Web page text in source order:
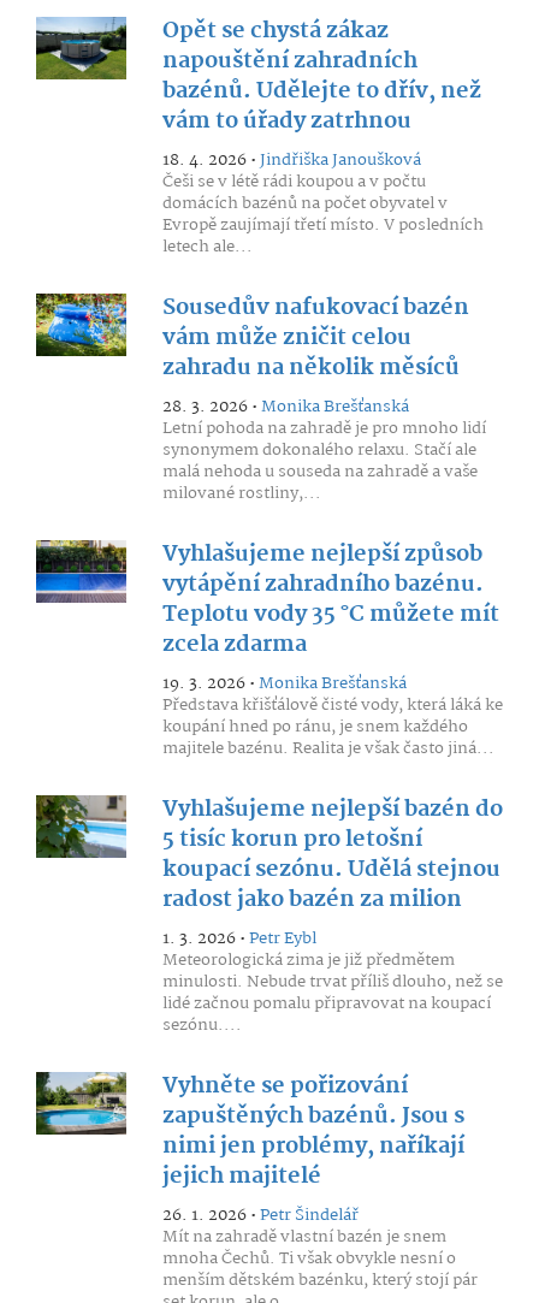
Opět se chystá zákaz
napouštění zahradních
bazénů. Udělejte to dřív, než
vám to úřady zatrhnou
18. 4. 2026 •Jindřiška Janoušková
Češi se v létě rádi koupou a v počtu
domácích bazénů na počet obyvatel v
Evropě zaujímají třetí místo. V posledních
letech ale...
Sousedův nafukovací bazén
vám může zničit celou
zahradu na několik měsíců
28. 3. 2026 •Monika Brešťanská
Letní pohoda na zahradě je pro mnoho lidí
synonymem dokonalého relaxu. Stačí ale
malá nehoda u souseda na zahradě a vaše
milované rostliny,...
Vyhlašujeme nejlepší způsob
vytápění zahradního bazénu.
Teplotu vody 35 °C můžete mít
zcela zdarma
19. 3. 2026 •Monika Brešťanská
Představa křišťálově čisté vody, která láká ke
koupání hned po ránu, je snem každého
majitele bazénu. Realita je však často jiná...
Vyhlašujeme nejlepší bazén do
5 tisíc korun pro letošní
koupací sezónu. Udělá stejnou
radost jako bazén za milion
1. 3. 2026 •Petr Eybl
Meteorologická zima je již předmětem
minulosti. Nebude trvat příliš dlouho, než se
lidé začnou pomalu připravovat na koupací
sezónu....
Vyhněte se pořizování
zapuštěných bazénů. Jsou s
nimi jen problémy, naříkají
jejich majitelé
26. 1. 2026 •Petr Šindelář
Mít na zahradě vlastní bazén je snem
mnoha Čechů. Ti však obvykle nesní o
menším dětském bazénku, který stojí pár